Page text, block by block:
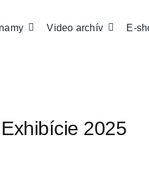
Video archív E-
2025